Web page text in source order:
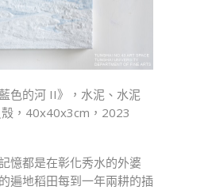
色的河 II》，水泥、水泥
，40x40x3cm，2023
憶都是在彰化秀水的外婆
遍地稻田每到一年兩耕的插